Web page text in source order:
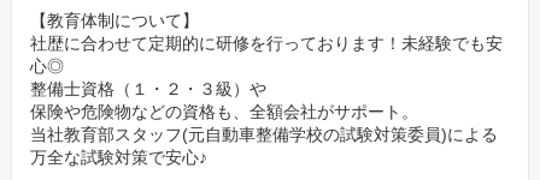
【教育体制について】
社歴に合わせて定期的に研修を行っております！未経験でも安
心◎
整備士資格（１・２・３級）や
保険や危険物などの資格も、全額会社がサポート。
当社教育部スタッフ(元自動車整備学校の試験対策委員)による
万全な試験対策で安心♪